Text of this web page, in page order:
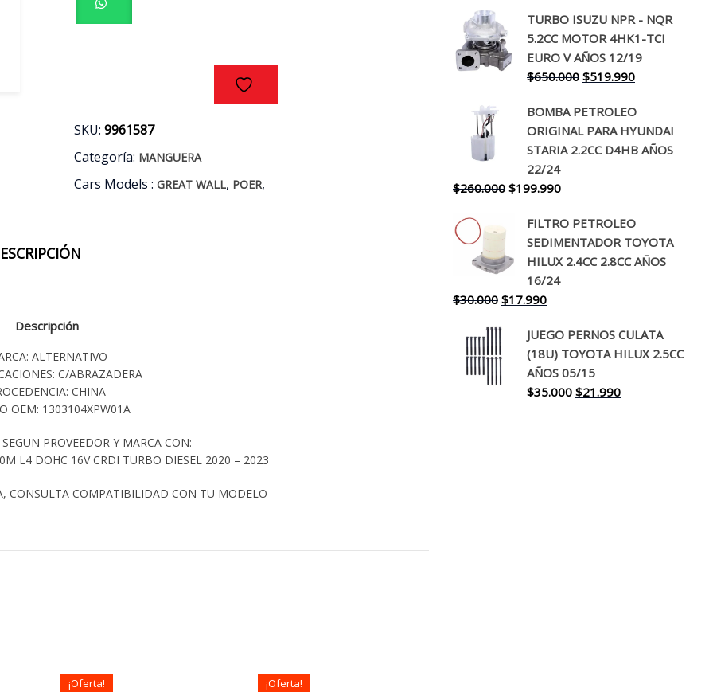
POER
2.0CC
SKU:9961587
Categoría: MANGUERA
Cars Models :GREAT WALL, POER,
Descripción
ALTERNATIVO
C/ABRAZADERA
CHINA
OEM: 1303104XPW01A
PROVEEDOR Y MARCA CON:
L4 DOHC 16V CRDI TURBO DIESEL 2020 – 2023
CONSULTA COMPATIBILIDAD CON TU MODELO
¡Oferta! ¡Oferta!
original
era:
$130.000.
actual
es:
$94.990.
TURBO ISUZU NPR - NQR
5.2CC MOTOR 4HK1-TCI
EURO V AÑOS 12/19
$650.000 El
original
era:
$650.000.
$519.990El
actual
es:
$519.990.
BOMBA PETROLEO
ORIGINAL PARA HYUNDAI
STARIA 2.2CC D4HB AÑOS
22/24
$260.000 El
original
era:
$260.000.
$199.990El
actual
es:
$199.990.
FILTRO PETROLEO
SEDIMENTADOR TOYOTA
HILUX 2.4CC 2.8CC AÑOS
16/24
$30.000 El
original
era:
$30.000.
$17.990El
actual
es:
$17.990.
JUEGO PERNOS CULATA
(18U) TOYOTA HILUX 2.5CC
AÑOS 05/15
$35.000 El
$21.990El